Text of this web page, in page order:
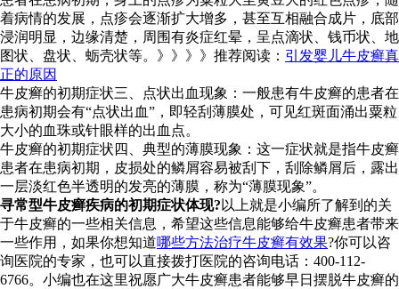
着病情的发展，点疹会逐渐扩大增多，甚至互相融合成片，底部
浸润明显，边缘清楚，周围有炎症红晕，呈点滴状、钱币状、地
图状、盘状、蛎壳状等。》》》》推荐阅读： 引发婴儿牛皮癣真
正的原因
牛皮癣的初期症状三、点状出血现象：一般患有牛皮癣的患者在
患病初期会有“点状出血”，即轻刮薄膜处，可见红斑面涌出粟粒
大小的血珠或针眼样的出血点。
牛皮癣的初期症状四、典型的薄膜现象：这一症状就是指牛皮癣
患者在患病初期，皮损处的鳞屑容易被刮下，刮除鳞屑后，露出
一层淡红色半透明的发亮的薄膜，称为“薄膜现象”。
寻常型牛皮癣疾病的初期症状体现? 以上就是小编所了解到的关
于牛皮癣的一些相关信息，希望这些信息能够给牛皮癣患者带来
一些作用，如果你想知道哪些方法治疗牛皮癣有效果?你可以咨
询医院的专家，也可以直接拨打医院的咨询电话：400-112-
6766。小编也在这里祝愿广大牛皮癣患者能够早日摆脱牛皮癣的